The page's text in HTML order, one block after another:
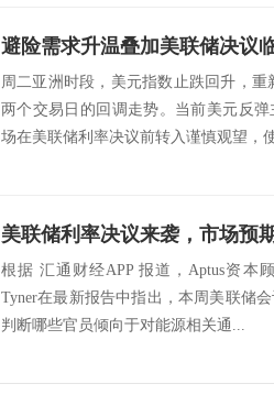
避险需求升温叠加美联储决议
周二亚洲时段，美元指数止跌回升，重
两个交易日的回调走势。当前美元反
场在美联储利率决议前转入谨慎观望，
美联储利率决议来袭，市场预
根据 汇通财经APP 报道，Aptus资本
Tyner在最新报告中指出，本周美联储
判断哪些官员倾向于对能源相关通...